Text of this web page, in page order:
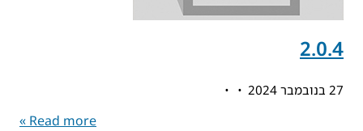
2.0.4
27 בנובמבר 2024
Read more »